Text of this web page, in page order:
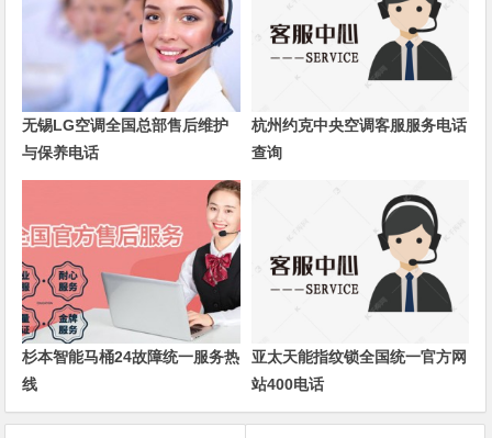
无锡LG空调全国总部售后维护
与保养电话
杭州约克中央空调客服服务电话
查询
杉本智能马桶24故障统一服务热
线
亚太天能指纹锁全国统一官方网
站400电话